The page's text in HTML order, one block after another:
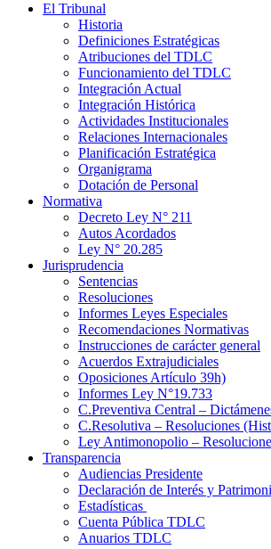
El Tribunal
Historia
Definiciones Estratégicas
Atribuciones del TDLC
Funcionamiento del TDLC
Integración Actual
Integración Histórica
Actividades Institucionales
Relaciones Internacionales
Planificación Estratégica
Organigrama
Dotación de Personal
Normativa
Decreto Ley N° 211
Autos Acordados
Ley N° 20.285
Jurisprudencia
Sentencias
Resoluciones
Informes Leyes Especiales
Recomendaciones Normativas
Instrucciones de carácter general
Acuerdos Extrajudiciales
Oposiciones Artículo 39h)
Informes Ley N°19.733
C.Preventiva Central –
C.Resolutiva – Resoluciones
Ley Antimonopolio –
Transparencia
Audiencias Presidente
Declaración de Interés y
Estadísticas
Cuenta Pública TDLC
Anuarios TDLC